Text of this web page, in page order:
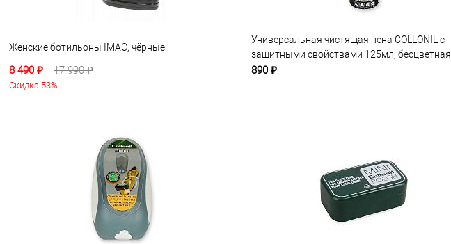
Женские ботильоны IMAC, чёрные
8 490 ₽ 17 990 ₽
Скидка 53%
Универсальная чистящая пена COLLONIL с
защитными свойствами 125мл, бесцветная
890 ₽